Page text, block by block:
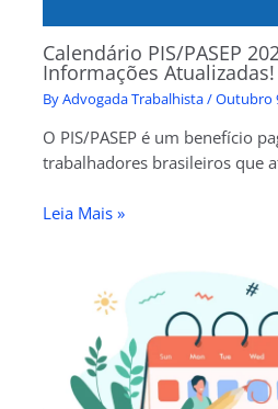
Calendário PIS/PASEP
Informações Atualizadas!
ByAdvogada Trabalhista/Outubro
O PIS/PASEP é um benefício
trabalhadores brasileiros que
Leia Mais »